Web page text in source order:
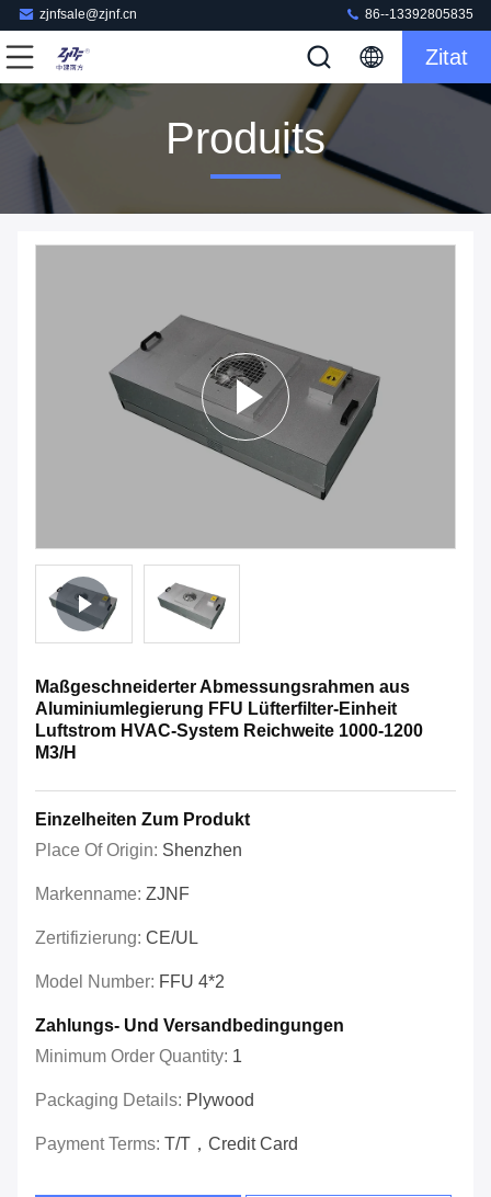
zjnfsale@zjnf.cn 86--13392805835
Zitat
Produits
Maßgeschneiderter Abmessungsrahmen aus
Aluminiumlegierung FFU Lüfterfilter-Einheit
Luftstrom HVAC-System Reichweite 1000-1200
M3/H
Einzelheiten Zum Produkt
Place Of Origin: Shenzhen
Markenname: ZJNF
Zertifizierung: CE/UL
Model Number: FFU 4*2
Zahlungs- Und Versandbedingungen
Minimum Order Quantity: 1
Packaging Details: Plywood
Payment Terms: T/T，Credit Card